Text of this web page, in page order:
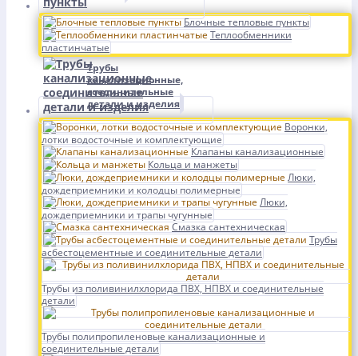
Блочные тепловые пункты
Теплообменники
пластинчатые
Трубы
канализационные,
соединительные
детали и изделия
Воронки,
лотки водосточные и комплектующие
Клапаны канализационные
Кольца и манжеты
Люки,
дождеприемники и колодцы полимерные
Люки,
дождеприемники и трапы чугунные
Смазка сантехническая
Трубы
асбестоцементные и соединительные детали
Трубы из поливинилхлорида ПВХ, НПВХ и соединительные
детали
Трубы полипропиленовые канализационные и
соединительные детали